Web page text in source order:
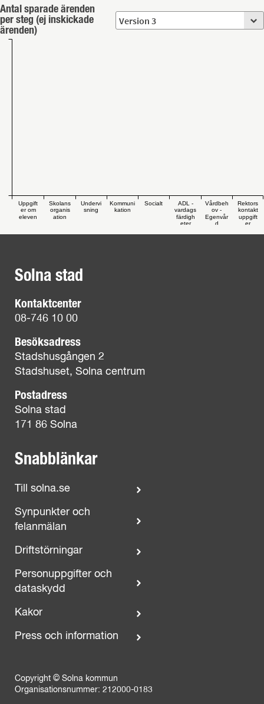
Antal sparade ärenden
per steg (ej inskickade
ärenden)
Uppgift
er om
eleven
Skolans
organis
ation
Undervi
sning
Kommuni
kation
Socialt
ADL -
vardags
färdigh
eter
Vårdbeh
ov -
Egenvår
d
Rektors
kontakt
uppgift
er
Solna stad
Kontaktcenter
08-746 10 00
Besöksadress
Stadshusgången 2
Stadshuset, Solna centrum
Postadress
Solna stad
171 86 Solna
Snabblänkar
Till solna.se
Synpunkter och
felanmälan
Driftstörningar
Personuppgifter och
dataskydd
Kakor
Press och information
Copyright © Solna kommun
Organisationsnummer: 212000-0183